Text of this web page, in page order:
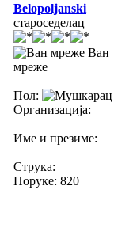
Belopoljanski
староседелац
Ван
мреже
Пол:
Организација:
Име и презиме:
Струка:
Поруке: 820